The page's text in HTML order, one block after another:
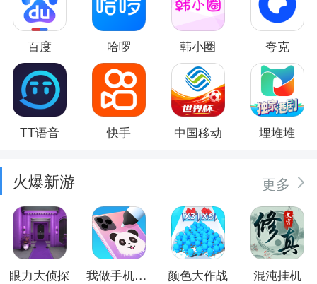
百度 哈啰 韩小圈 夸克
TT语音 快手 中国移动 埋堆堆
火爆新游 更多
眼力大侦探 我做手机壳特好看 颜色大作战 混沌挂机